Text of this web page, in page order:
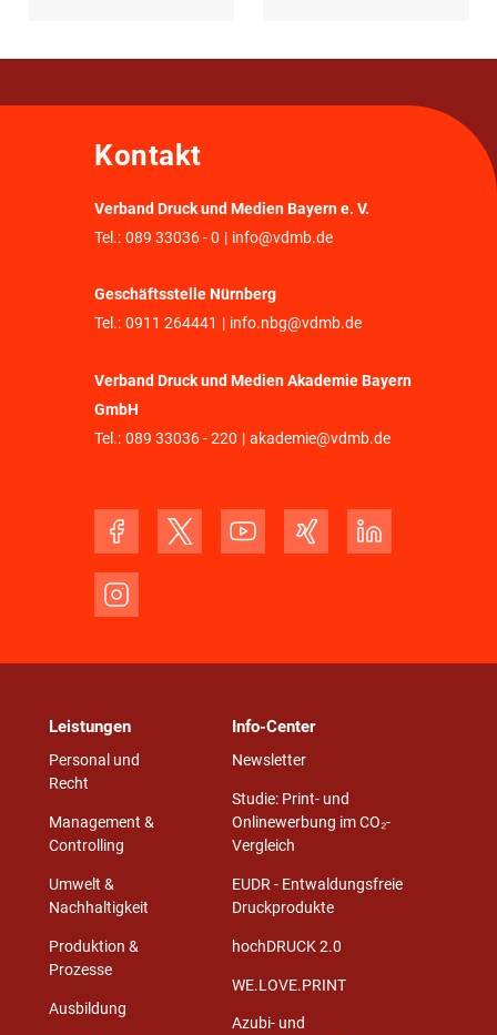
Kontakt
Verband Druck und Medien Bayern e. V.
Tel.: 089 33036 - 0 | info@vdmb.de
Geschäftsstelle Nürnberg
Tel.: 0911 264441 | info.nbg@vdmb.de
Verband Druck und Medien Akademie Bayern
GmbH
Tel.: 089 33036 - 220 | akademie@vdmb.de
Leistungen
Personal und
Recht
Management &
Controlling
Umwelt &
Nachhaltigkeit
Produktion &
Prozesse
Ausbildung
Info-Center
Newsletter
Studie: Print- und
Onlinewerbung im CO₂-
Vergleich
EUDR - Entwaldungsfreie
Druckprodukte
hochDRUCK 2.0
WE.LOVE.PRINT
Azubi- und